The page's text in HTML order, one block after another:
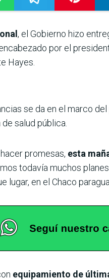
, el Gobierno hizo
por el
Hayes.
se da en el marco
salud pública.
promesas, esta
todavía muchos
lugar, en el Chaco
equipamiento de